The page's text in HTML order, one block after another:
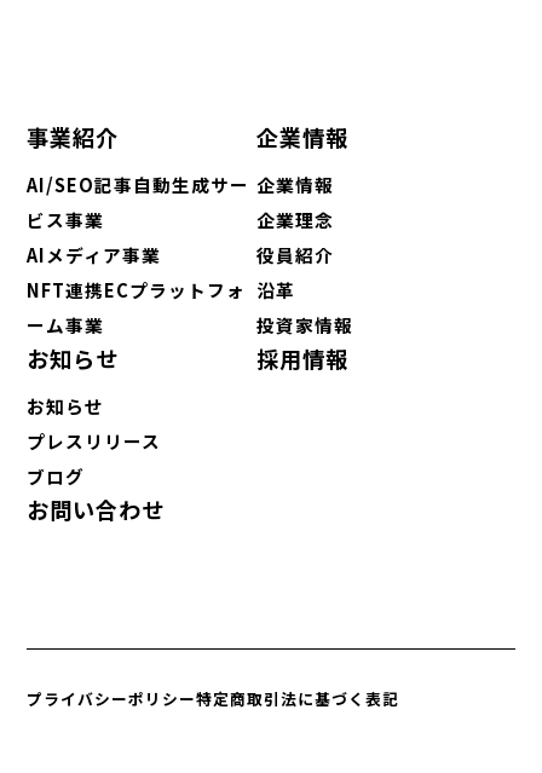
事業紹介
AI/SEO記事自動生成サー
ビス事業
AIメディア事業
NFT連携ECプラットフォ
ーム事業
企業情報
企業情報
企業理念
役員紹介
沿革
投資家情報
お知らせ
お知らせ
プレスリリース
ブログ
採用情報
お問い合わせ
プライバシーポリシー特定商取引法に基づく表記